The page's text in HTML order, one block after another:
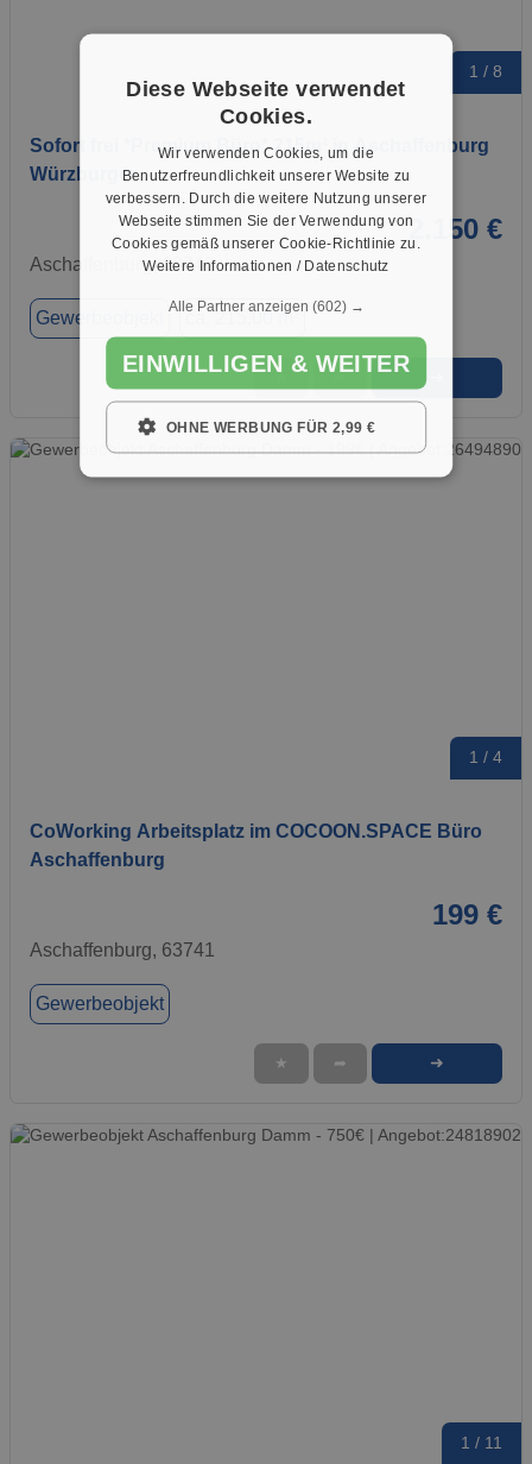
1 / 8
Sofort frei *Premium Büro* 215m² in Aschaffenburg
Würzburger…
2.150 €
Aschaffenburg, 63743
Gewerbeobjekt ca. 215,00 m²
★ ➦
1 / 4
CoWorking Arbeitsplatz im COCOON.SPACE Büro
Aschaffenburg
199 €
Aschaffenburg, 63741
Gewerbeobjekt
★ ➦ ➜
1 / 11
Diese Webseite verwendet
Cookies.
Wir verwenden Cookies, um die
Benutzerfreundlichkeit unserer Website zu
verbessern. Durch die weitere Nutzung unserer
Webseite stimmen Sie der Verwendung von
Cookies gemäß unserer Cookie-Richtlinie zu.
Weitere Informationen / Datenschutz
Alle Partner anzeigen (602) →
EINWILLIGEN & WEITER
OHNE WERBUNG FÜR 2,99 €